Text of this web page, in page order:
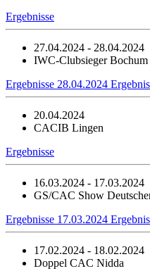
Ergebnisse
27.04.2024 - 28.04.2024
IWC-Clubsieger Bochum
Ergebnisse 28.04.2024
20.04.2024
CACIB Lingen
Ergebnisse
16.03.2024 - 17.03.2024
GS/CAC Show
Ergebnisse 17.03.2024
17.02.2024 - 18.02.2024
Doppel CAC Nidda